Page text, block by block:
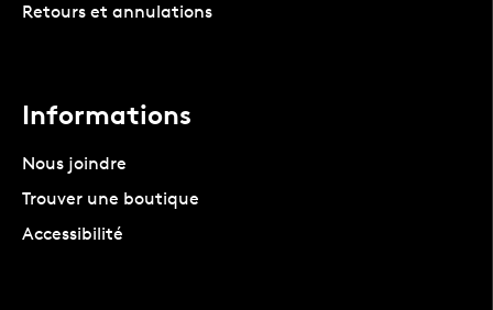
Retours et annulations
Informations
Nous joindre
Trouver une boutique
Accessibilité